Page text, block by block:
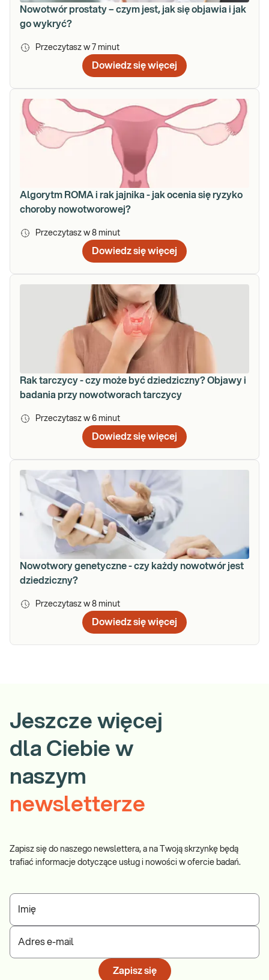
Nowotwór prostaty – czym jest, jak się objawia i jak
go wykryć?
Przeczytasz w 7 minut
Dowiedz się więcej
Algorytm ROMA i rak jajnika - jak ocenia się ryzyko
choroby nowotworowej?
Przeczytasz w 8 minut
Dowiedz się więcej
Rak tarczycy - czy może być dziedziczny? Objawy i
badania przy nowotworach tarczycy
Przeczytasz w 6 minut
Dowiedz się więcej
Nowotwory genetyczne - czy każdy nowotwór jest
dziedziczny?
Przeczytasz w 8 minut
Dowiedz się więcej
Jeszcze więcej
dla Ciebie w
naszym
newsletterze
Zapisz się do naszego newslettera, a na Twoją skrzynkę będą
trafiać informacje dotyczące usług i nowości w ofercie badań.
Imię
Adres e-mail
Zapisz się